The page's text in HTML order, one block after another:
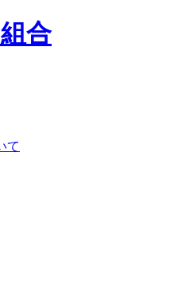
て